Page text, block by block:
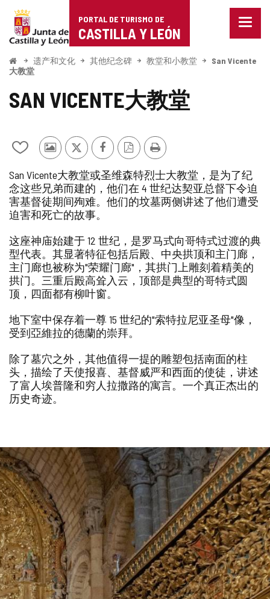
Portal
de
Turismo
de
Castilla
León
PORTAL DE TURISMO DE
CASTILLA Y LEÓN
菜
关
开
始
遗产和文化 其他纪念碑 教堂和小教堂
San Vicente
大教堂
SAN VICENTE大教堂
从
的
笔
记
本
添
加/
删
除
其
游
客
的
照
推
Facebook
PDF
本
打
San Vicente大教堂或圣维森特烈士大教堂，是为了纪
念这些兄弟而建的，他们在 4 世纪达契亚总督下令迫
害基督徒期间殉难。他们的坟墓两侧讲述了他们遭受
迫害和死亡的故事。
这座神庙始建于 12 世纪，是罗马式向哥特式过渡的典
型代表。其显著特征包括后殿、中央拱顶和主门廊，
主门廊也被称为"荣耀门廊"，其拱门上雕刻着精美的
拱门。三重后殿高耸入云，顶部是典型的哥特式圆
顶，四面都有柳叶窗。
地下室中保存着一尊 15 世纪的"索特拉尼亚圣母"像，
受到亞維拉的德蘭的崇拜。
除了墓穴之外，其他值得一提的雕塑包括南面的柱
头，描绘了天使报喜、基督威严和西面的使徒，讲述
了富人埃普隆和穷人拉撒路的寓言。一个真正杰出的
历史奇迹。
图
片
库
幻
灯
片
数
量:
3